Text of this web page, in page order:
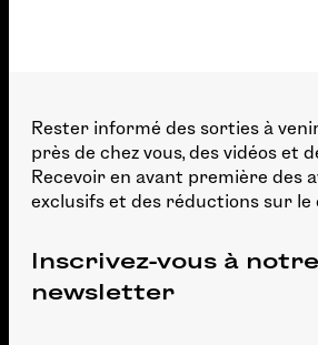
Rester informé des sorties à
près de chez vous, des vidéos et
Recevoir en avant première des
exclusifs et des réductions sur le
Inscrivez-vous à notre
newsletter